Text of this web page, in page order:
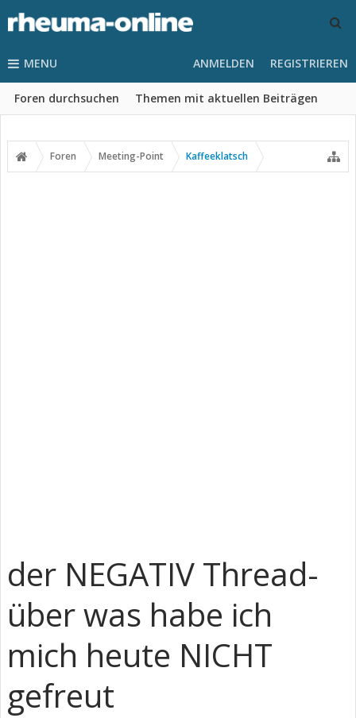
MENU
Foren durchsuchen Themen mit aktuellen Beiträgen
ANMELDEN REGISTRIEREN
Foren Meeting-Point Kaffeeklatsch
der NEGATIV Thread-
über was habe ich
mich heute NICHT
gefreut